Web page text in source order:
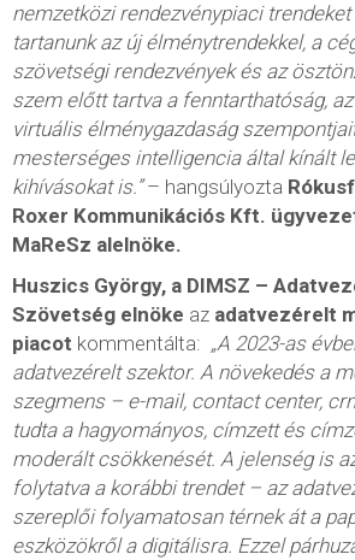
nemzetközi rendezvénypiaci
tartanunk az új élménytrendekkel, a
szövetségi rendezvények és az
szem előtt tartva a fenntarthatóság,
virtuális élménygazdaság
mesterséges intelligencia által kínált
kihívásokat is.”– hangsúlyozta
Roxer Kommunikációs Kft.
MaReSz alelnöke.
Huszics György, a DIMSZ –
Szövetség elnöke az adatvezérelt
piacot kommentálta: „A 2023-as
adatvezérelt szektor. A növekedés a
szegmens – e-mail, contact center,
tudta a hagyományos, címzett és
moderált csökkenését. A jelenség is
folytatva a korábbi trendet – az
szereplői folyamatosan térnek át a
eszközökről a digitálisra. Ezzel